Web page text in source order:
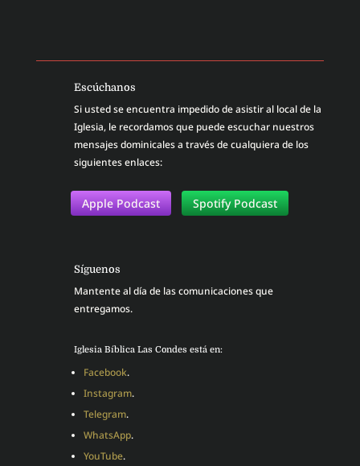
Escúchanos
Si usted se encuentra impedido de asistir al local de la
Iglesia, le recordamos que puede escuchar nuestros
mensajes dominicales a través de cualquiera de los
siguientes enlaces:
Apple Podcast Spotify Podcast
Síguenos
Mantente al día de las comunicaciones que
entregamos.
Iglesia Bíblica Las Condes está en:
Facebook.
Instagram.
Telegram.
WhatsApp.
YouTube.